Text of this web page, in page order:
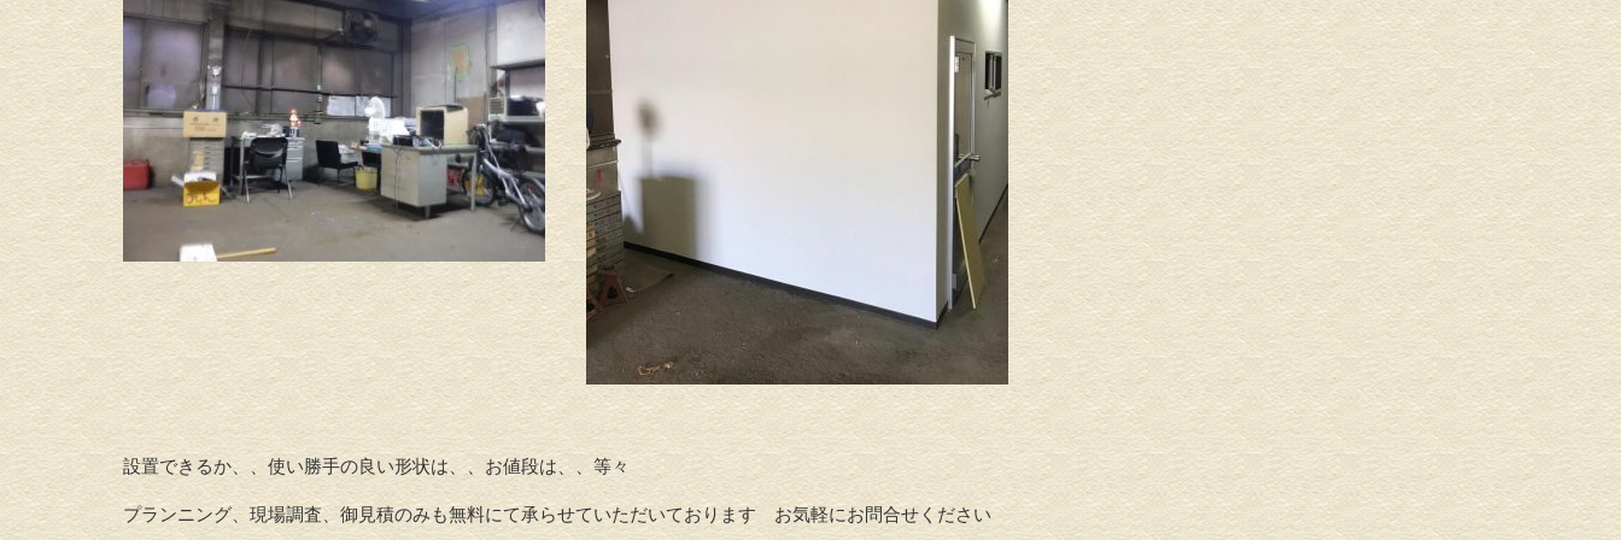
設置できるか、、使い勝手の良い形状は、、お値段は、、等々
プランニング、現場調査、御見積のみも無料にて承らせていただいております お気軽にお問合せください